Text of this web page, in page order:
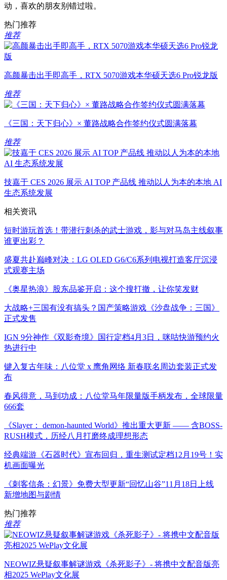
动，喜欢的朋友别错过啦。
热门推荐
推荐
高颜暴击出手即高手，RTX 5070游戏本华硕天选6 Pro锐龙版
推荐
《三国：天下归心》× 董路战略合作签约仪式圆满落幕
推荐
技嘉于 CES 2026 展示 AI TOP 产品线 推动以人为本的本地 AI
生态系统发展
相关资讯
短时游玩首选！带潜行刺杀的武士游戏，影与对马岛主线叙事
谁更出彩？
盛夏共赴巅峰对决：LG OLED G6/C6系列电视打造客厅沉浸
式观赛主场
《奥星热浪》股东品鉴开启：这个搜打撤，让你笑发财
大战略+三国有没有搞头？国产策略游戏《沙盘战争：三国》
正式发售
IGN 9分神作《双影奇境》国行定档4月3日，咪咕快游预约火
热进行中
键入复古年味：八位堂 x 鹰角网络 新春联名周边套装正式发
布
春风得意，马到功成：八位堂马年限量版手柄发布，全球限量
666套
《Slayer： demon-haunted World》推出重大更新 —— 含BOSS-
RUSH模式，历经八月打磨终成理想形态
经典端游《石器时代》宣布回归，重生测试定档12月19号！实
机画面曝光
《刺客信条：幻景》免费大型更新“回忆山谷”11月18日上线
新增地图与剧情
热门推荐
推荐
NEOWIZ悬疑叙事解谜游戏《杀死影子》- 将携中文配音版亮
相2025 WePlay文化展